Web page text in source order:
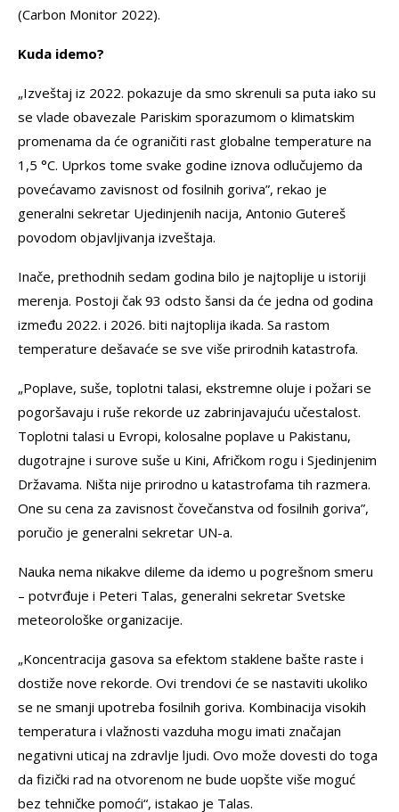
(Carbon Monitor 2022).
Kuda idemo?
„Izveštaj iz 2022. pokazuje da smo skrenuli sa puta iako su
se vlade obavezale Pariskim sporazumom o klimatskim
promenama da će ograničiti rast globalne temperature na
1,5 °C. Uprkos tome svake godine iznova odlučujemo da
povećavamo zavisnost od fosilnih goriva”, rekao je
generalni sekretar Ujedinjenih nacija, Antonio Gutereš
povodom objavljivanja izveštaja.
Inače, prethodnih sedam godina bilo je najtoplije u istoriji
merenja. Postoji čak 93 odsto šansi da će jedna od godina
između 2022. i 2026. biti najtoplija ikada. Sa rastom
temperature dešavaće se sve više prirodnih katastrofa.
„Poplave, suše, toplotni talasi, ekstremne oluje i požari se
pogoršavaju i ruše rekorde uz zabrinjavajuću učestalost.
Toplotni talasi u Evropi, kolosalne poplave u Pakistanu,
dugotrajne i surove suše u Kini, Afričkom rogu i Sjedinjenim
Državama. Ništa nije prirodno u katastrofama tih razmera.
One su cena za zavisnost čovečanstva od fosilnih goriva”,
poručio je generalni sekretar UN-a.
Nauka nema nikakve dileme da idemo u pogrešnom smeru
– potvrđuje i Peteri Talas, generalni sekretar Svetske
meteorološke organizacije.
„Koncentracija gasova sa efektom staklene bašte raste i
dostiže nove rekorde. Ovi trendovi će se nastaviti ukoliko
se ne smanji upotreba fosilnih goriva. Kombinacija visokih
temperatura i vlažnosti vazduha mogu imati značajan
negativni uticaj na zdravlje ljudi. Ovo može dovesti do toga
da fizički rad na otvorenom ne bude uopšte više moguć
bez tehničke pomoći“, istakao je Talas.